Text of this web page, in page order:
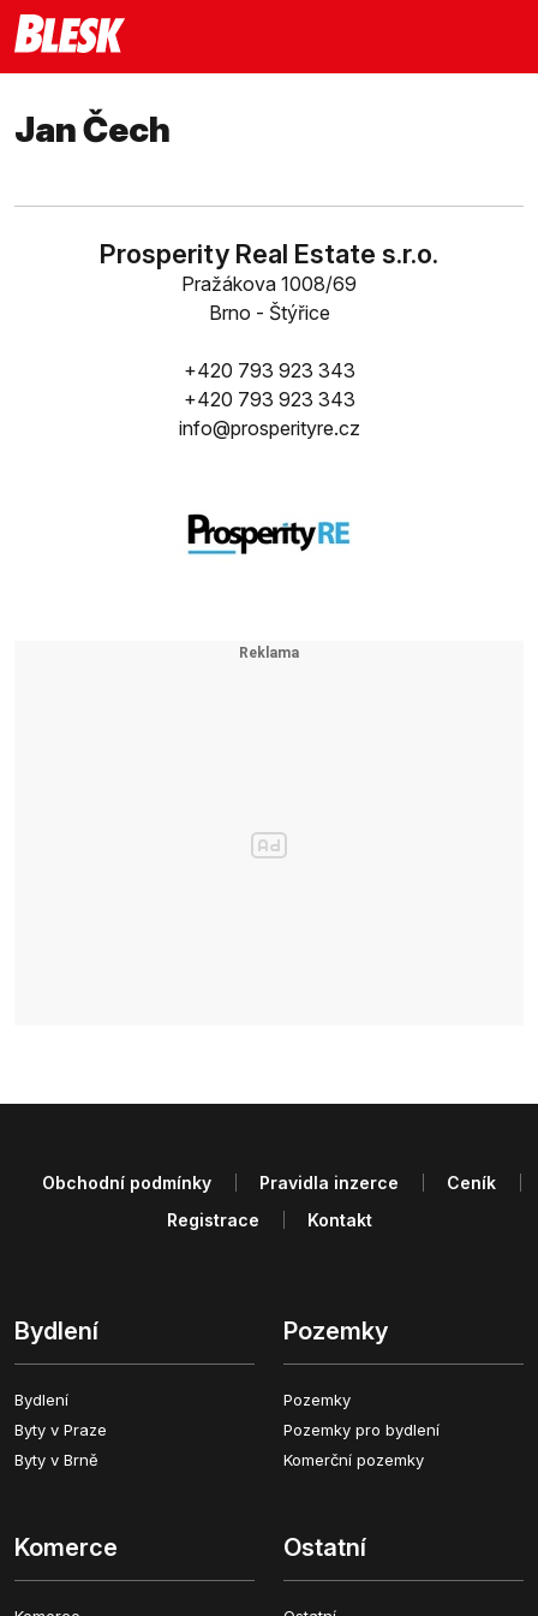
Jan Čech
Prosperity Real Estate s.r.o.
Pražákova 1008/69
Brno - Štýřice
+420 793 923 343
+420 793 923 343
info@prosperityre.cz
Bydlení
Bydlení
Byty v Praze
Byty v Brně
Pozemky
Pozemky
Pozemky pro bydlení
Komerční pozemky
Komerce Ostatní
Obchodní podmínky Pravidla inzerce
Ceník
Registrace
Kontakt